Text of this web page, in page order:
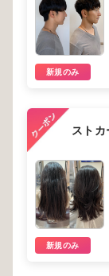
新規のみ
スト
新規のみ